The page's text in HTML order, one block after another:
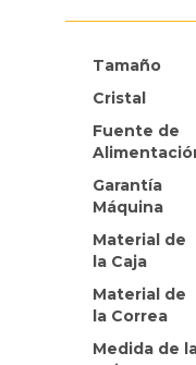
Tamaño
Cristal
Fuente de
Garantía
Máquina
Material de
la Caja
Material de
la Correa
Medida de